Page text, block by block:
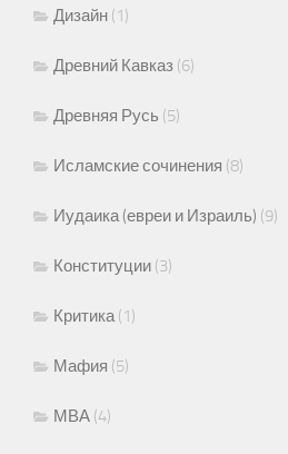
Дизайн (1)
Древний Кавказ (6)
Древняя Русь (5)
Исламские сочинения (8)
Иудаика (евреи и Израиль) (9)
Конституции (3)
Критика(1)
Мафия (5)
МВА (4)